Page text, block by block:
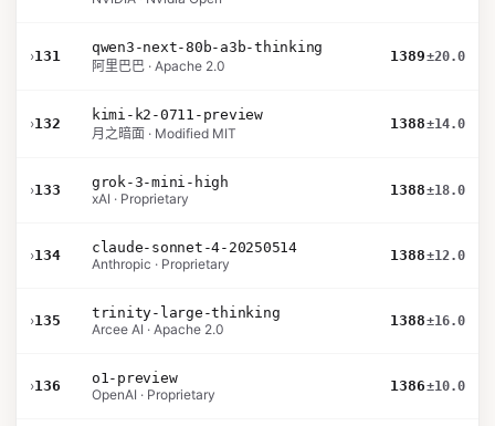
›131
qwen3-next-80b-a3b-thinking
阿里巴巴 · Apache 2.0
1389±20.0
›132
kimi-k2-0711-preview
月之暗面 · Modified MIT
1388±14.0
›133
grok-3-mini-high
xAI · Proprietary
1388±18.0
›134
claude-sonnet-4-20250514
Anthropic · Proprietary
1388±12.0
›135
trinity-large-thinking
Arcee AI · Apache 2.0
1388±16.0
›136
o1-preview
OpenAI · Proprietary
1386±10.0